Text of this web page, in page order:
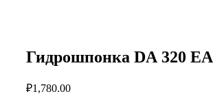
Гидрошпонка DА 320 ЕА
₽1,780.00